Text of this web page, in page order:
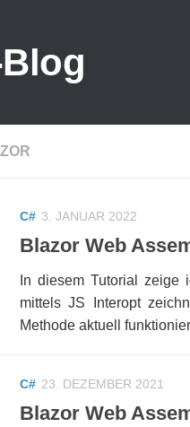
C# 3. JANUAR 2022
Blazor Web
In diesem Tutorial
mittels JS Interopt
Methode aktuell
C# 23. DEZEMBER 2021
Blazor Web